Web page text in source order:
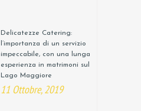
Delicatezze Catering:
l’importanza di un servizio
impeccabile, con una lunga
esperienza in matrimoni sul
Lago Maggiore
11 Ottobre, 2019